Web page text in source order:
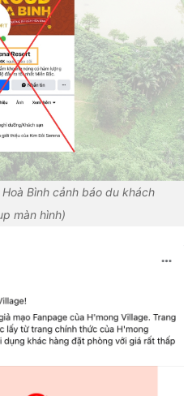
Bình cảnh báo du khách
màn hình)